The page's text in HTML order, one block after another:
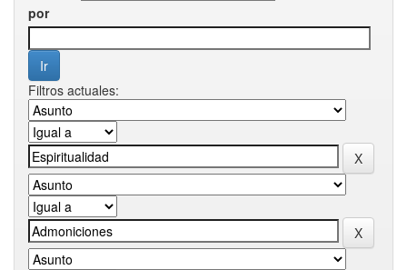
por
Filtros actuales: